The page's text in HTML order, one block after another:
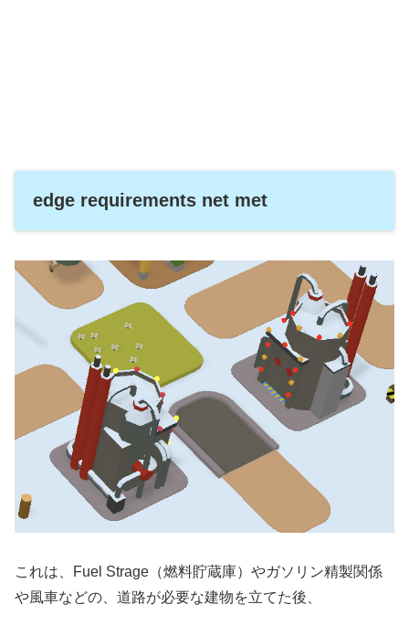
edge requirements net met
これは、Fuel Strage（燃料貯蔵庫）やガソリン精製関係
や風車などの、道路が必要な建物を立てた後、